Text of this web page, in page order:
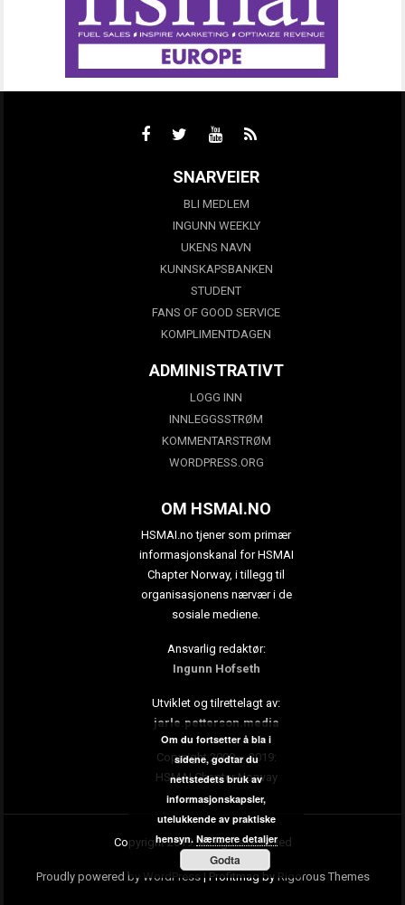
SNARVEIER
BLI MEDLEM
INGUNN WEEKLY
UKENS NAVN
KUNNSKAPSBANKEN
STUDENT
FANS OF GOOD SERVICE
KOMPLIMENTDAGEN
ADMINISTRATIVT
LOGG INN
INNLEGGSSTRØM
KOMMENTARSTRØM
WORDPRESS.ORG
OM HSMAI.NO
HSMAI.no tjener som primær
informasjonskanal for HSMAI
Chapter Norway, i tillegg til
organisasjonens nærvær i de
sosiale mediene.
Ansvarlig redaktør:
Ingunn Hofseth
Utviklet og tilrettelagt av:
jarle.petterson.media
Copyright 2009 – 2019:
HSMAI Chapter Norway
Copyright 2019. All rights reserved
Proudly powered by WordPress | Profitmag by Rigorous Themes
Om du fortsetter å bla i
sidene, godtar du
nettstedets bruk av
informasjonskapsler,
utelukkende av praktiske
hensyn. Nærmere detaljer
Godta